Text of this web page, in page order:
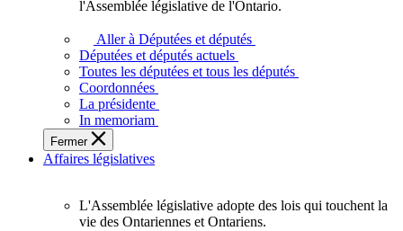
députés
vous
représentent
sein
de
l'Assemblée
législative
l'Ontario.
l'Assemblée législative de l'Ontario.
Aller à Députées et députés
Députées et députés actuels
Toutes les députées et tous les députés
Coordonnées
La présidente
In memoriam
Fermer
Affaires législatives
L'Assemblée
L'Assemblée législative adopte des lois qui touchent la
vie des Ontariennes et Ontariens.